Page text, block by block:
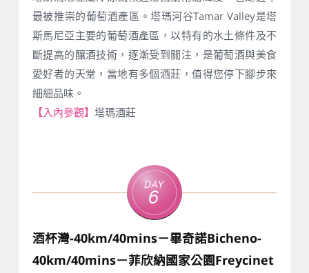
最被推崇的葡萄酒產區。塔瑪河谷Tamar Valley是塔
斯馬尼亞主要的葡萄酒產區，以特有的水土條件及不
斷提高的釀酒技術，逐漸受到關注，是葡萄酒與美食
愛好者的天堂，當地有多個酒莊，值得您停下腳步來
細細品味。
【入內參觀】 塔瑪酒莊
Day
6
酒杯灣-40km/40mins－畢奇諾Bicheno-
40km/40mins－菲欣納國家公園Freycinet